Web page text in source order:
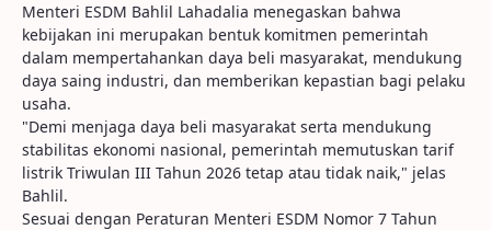
Menteri ESDM Bahlil Lahadalia menegaskan bahwa
kebijakan ini merupakan bentuk komitmen pemerintah
dalam mempertahankan daya beli masyarakat, mendukung
daya saing industri, dan memberikan kepastian bagi pelaku
usaha.
"Demi menjaga daya beli masyarakat serta mendukung
stabilitas ekonomi nasional, pemerintah memutuskan tarif
listrik Triwulan III Tahun 2026 tetap atau tidak naik," jelas
Bahlil.
Sesuai dengan Peraturan Menteri ESDM Nomor 7 Tahun